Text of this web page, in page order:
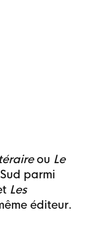
ou Le
parmi
Les
éditeur.